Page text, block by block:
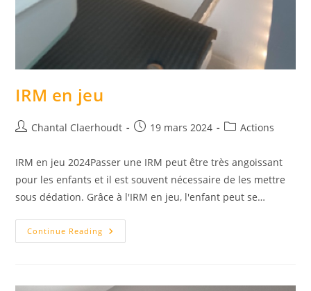
IRM en jeu
Chantal Claerhoudt 19 mars 2024 Actions
IRM en jeu 2024Passer une IRM peut être très angoissant
pour les enfants et il est souvent nécessaire de les mettre
sous dédation. Grâce à l'IRM en jeu, l'enfant peut se…
Continue Reading